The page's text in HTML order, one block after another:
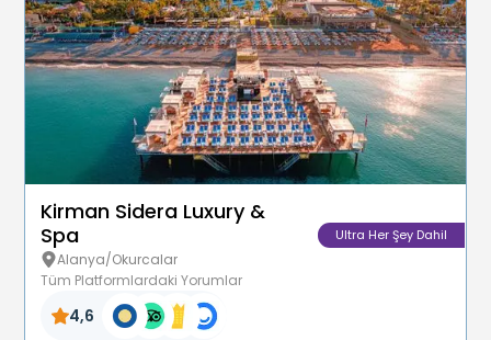
Kirman Sidera Luxury &
Spa
Alanya/Okurcalar
Ultra Her Şey Dahil
Tüm Platformlardaki Yorumlar
4,6